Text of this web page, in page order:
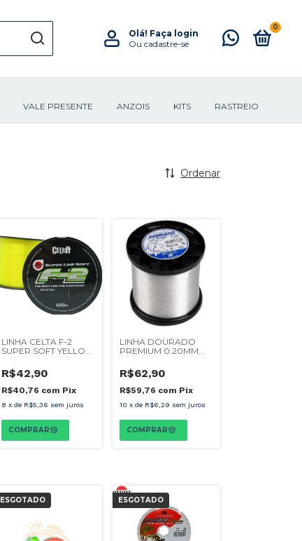
Olá! Faça login
Ou cadastre-se
0
VALE PRESENTE ANZOIS KITS RASTREIO
Ordenar
LINHA CELTA F-2
SUPER SOFT YELLOW
R$42,90
R$40,76 com Pix
8 x de R$5,36 sem juros
LINHA DOURADO
PREMIUM 0.20MM
R$62,90
R$59,76 com Pix
10 x de R$6,29 sem juros
ESGOTADO ESGOTADO